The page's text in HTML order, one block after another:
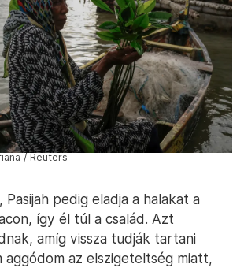
/ Reuters
Pasijah pedig eladja a halakat a
így él túl a család. Azt
amíg vissza tudják tartani
aggódom az elszigeteltség miatt,